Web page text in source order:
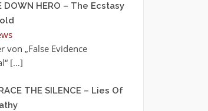
DOWN HERO – The Ecstasy
von „False Evidence
[…]
THE SILENCE – Lies Of